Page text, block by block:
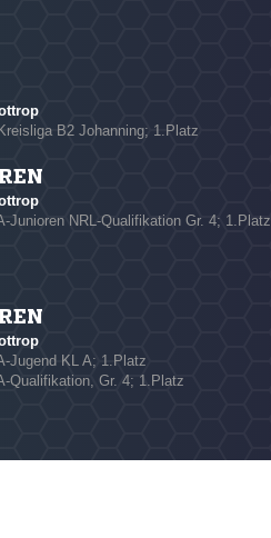
B2 Johanning; 1.Platz
Junioren NRL-Qualifikation Gr. 4; 1.Platz
Jugend KL A; 1.Platz
Qualifikation, Gr. 4; 1.Platz